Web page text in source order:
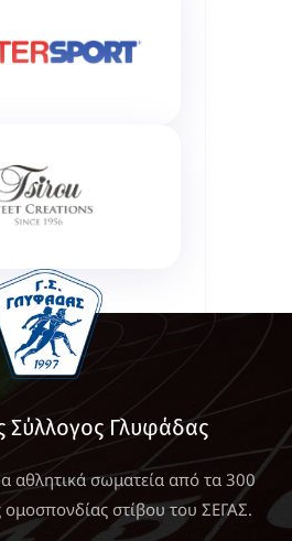
Σύλλογος Γλυφάδας
αθλητικά σωματεία από τα 300
στίβου του ΣΕΓΑΣ.